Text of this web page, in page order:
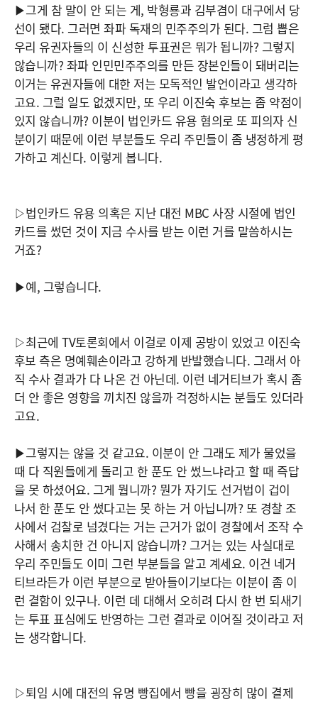
▶그게 참 말이 안 되는 게, 박형룡과 김부겸이 대구에서 당
선이 됐다. 그러면 좌파 독재의 민주주의가 된다. 그럼 뽑은
우리 유권자들의 이 신성한 투표권은 뭐가 됩니까? 그렇지
않습니까? 좌파 인민민주주의를 만든 장본인들이 돼버리는
이거는 유권자들에 대한 저는 모독적인 발언이라고 생각하
고요. 그럴 일도 없겠지만, 또 우리 이진숙 후보는 좀 약점이
있지 않습니까? 이분이 법인카드 유용 혐의로 또 피의자 신
분이기 때문에 이런 부분들도 우리 주민들이 좀 냉정하게 평
가하고 계신다. 이렇게 봅니다.
▷법인카드 유용 의혹은 지난 대전 MBC 사장 시절에 법인
카드를 썼던 것이 지금 수사를 받는 이런 거를 말씀하시는
거죠?
▶예, 그렇습니다.
▷최근에 TV토론회에서 이걸로 이제 공방이 있었고 이진숙
후보 측은 명예훼손이라고 강하게 반발했습니다. 그래서 아
직 수사 결과가 다 나온 건 아닌데. 이런 네거티브가 혹시 좀
더 안 좋은 영향을 끼치진 않을까 걱정하시는 분들도 있더라
고요.
▶그렇지는 않을 것 같고요. 이분이 안 그래도 제가 물었을
때 다 직원들에게 돌리고 한 푼도 안 썼느냐라고 할 때 즉답
을 못 하셨어요. 그게 뭡니까? 뭔가 자기도 선거법이 겁이
나서 한 푼도 안 썼다고는 못 하는 거 아닙니까? 또 경찰 조
사에서 검찰로 넘겼다는 거는 근거가 없이 경찰에서 조작 수
사해서 송치한 건 아니지 않습니까? 그거는 있는 사실대로
우리 주민들도 이미 그런 부분들을 알고 계세요. 이건 네거
티브라든가 이런 부분으로 받아들이기보다는 이분이 좀 이
런 결함이 있구나. 이런 데 대해서 오히려 다시 한 번 되새기
는 투표 표심에도 반영하는 그런 결과로 이어질 것이라고 저
는 생각합니다.
▷퇴임 시에 대전의 유명 빵집에서 빵을 굉장히 많이 결제